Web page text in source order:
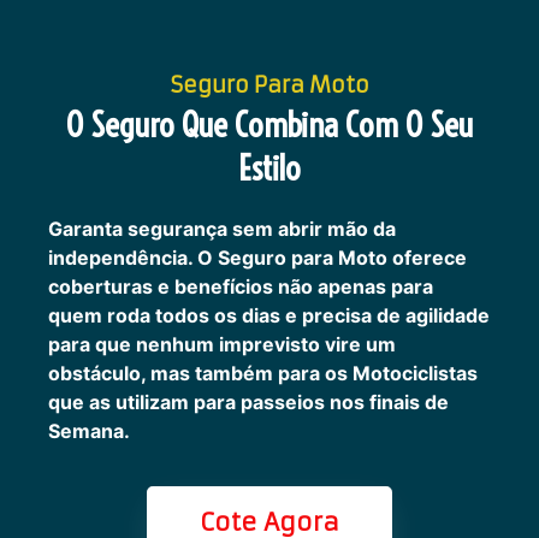
Seguro Para Moto
O Seguro Que Combina Com O Seu
Estilo
Garanta segurança sem abrir mão da
independência. O Seguro para Moto oferece
coberturas e benefícios não apenas para
quem roda todos os dias e precisa de agilidade
para que nenhum imprevisto vire um
obstáculo, mas também para os Motociclistas
que as utilizam para passeios nos finais de
Semana.
Cote Agora